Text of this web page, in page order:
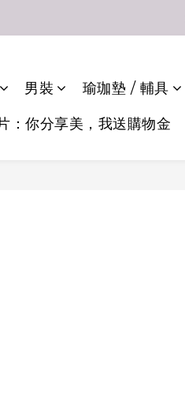
男裝 瑜珈墊 / 輔具
：你分享美，我送購物金